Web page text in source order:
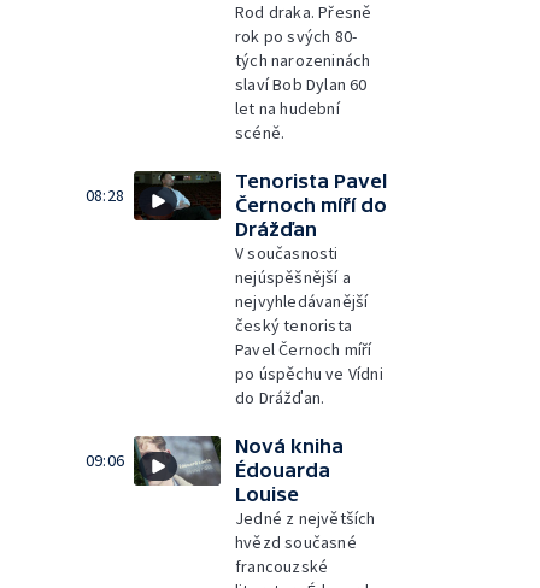
Rod draka. Přesně
rok po svých 80-
tých narozeninách
slaví Bob Dylan 60
let na hudební
scéně.
08:28
Tenorista Pavel
Černoch míří do
Drážďan
V současnosti
nejúspěšnější a
nejvyhledávanější
český tenorista
Pavel Černoch míří
po úspěchu ve Vídni
do Drážďan.
09:06
Nová kniha
Édouarda
Louise
Jedné z největších
hvězd současné
francouzské